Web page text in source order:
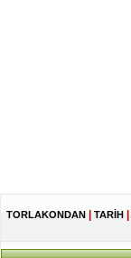
TORLAKONDAN TARİH